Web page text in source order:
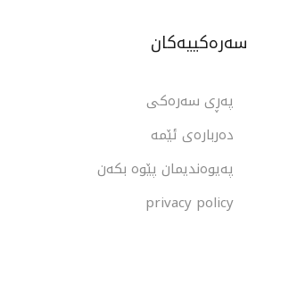
سەرەکییەکان
پەڕی سەرەکی
دەربارەی ئێمە
پەیوەندیمان پێوە بکەن
privacy policy